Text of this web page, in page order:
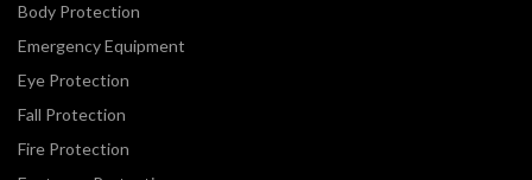
Body Protection
Emergency Equipment
Eye Protection
Fall Protection
Fire Protection